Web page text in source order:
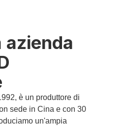
azienda
è un produttore di
sede in Cina e con 30
un'ampia